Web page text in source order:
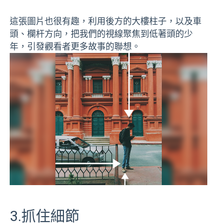
這張圖片也很有趣，利用後方的大樓柱子，以及車
頭、欄杆方向，把我們的視線聚焦到低著頭的少
年，引發觀看者更多故事的聯想。
3.抓住細節